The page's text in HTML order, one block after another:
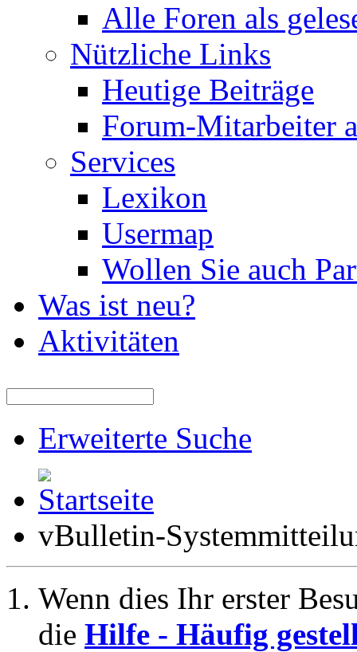
Alle Foren als
Nützliche Links
Heutige Beiträge
Forum-Mitarbeiter
Services
Lexikon
Usermap
Wollen Sie auch
Was ist neu?
Aktivitäten
Erweiterte Suche
vBulletin-
Wenn dies Ihr erster
die Hilfe - Häufig